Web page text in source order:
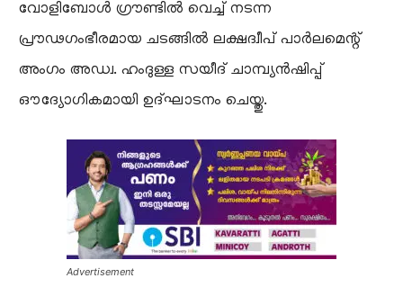
വോളിബോൾ ഗ്രൗണ്ടിൽ വെച്ച് നടന്ന
പ്രൗഢഗംഭീരമായ ചടങ്ങിൽ ലക്ഷദ്വീപ് പാർലമെന്റ്
അംഗം അഡ്വ. ഹംദുള്ള സയീദ് ചാമ്പ്യൻഷിപ്പ്
ഔദ്യോഗികമായി ഉദ്ഘാടനം ചെയ്തു.
Advertisement